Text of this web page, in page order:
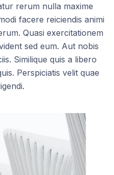
rerum nulla maxime
facere reiciendis animi
Quasi exercitationem
sed eum. Aut nobis
Similique quis a libero
Perspiciatis velit quae